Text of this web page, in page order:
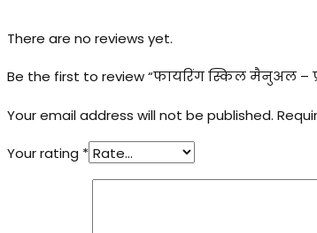
There are no reviews yet.
Be the first to review “फायरिंग स्किल मैनुअल –
Your email address will not be published.
Your rating *